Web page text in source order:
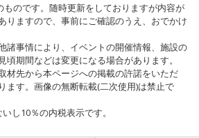
のです。随時更新をしておりますが内容が
りますので、事前にご確認のうえ、おでかけ
諸事情により、イベントの開催情報、施設の
頃期間などは変更になる場合があります。
材先から本ページへの掲載の許諾をいただ
ます。画像の無断転載(二次使用)は禁止で
し10％の内税表示です。